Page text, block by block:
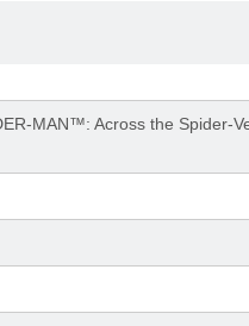
MAN™: Across the Spider-